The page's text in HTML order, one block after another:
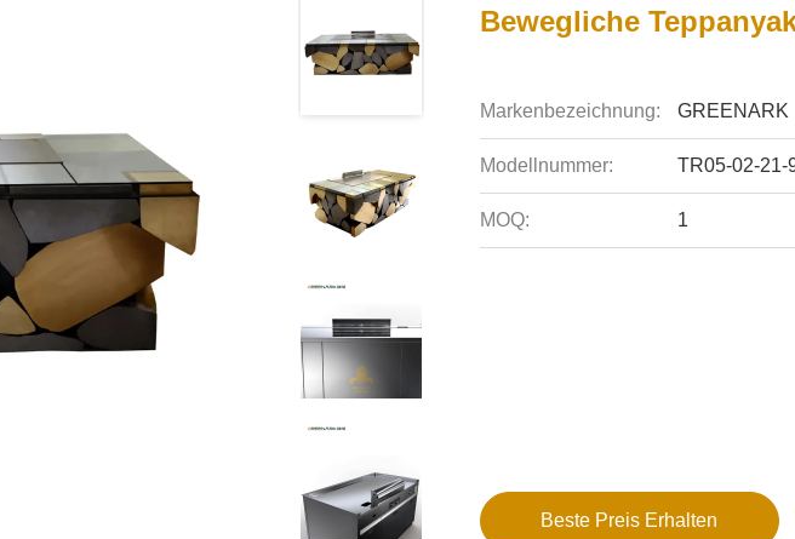
Bewegliche
Markenbezeichnung: GREENARK
Modellnummer: TR05-02-21-
MOQ: 1
Beste Preis Erhalten